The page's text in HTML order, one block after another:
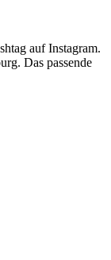
auf Instagram.
Das passende